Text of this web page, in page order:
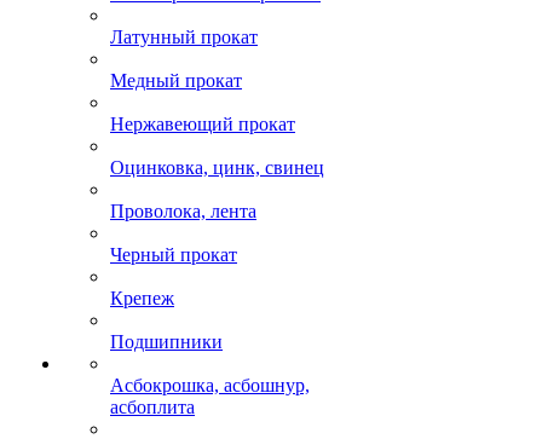
Латунный прокат
Медный прокат
Нержавеющий прокат
Оцинковка, цинк, свинец
Проволока, лента
Черный прокат
Крепеж
Подшипники
Асбокрошка, асбошнур,
асбоплита